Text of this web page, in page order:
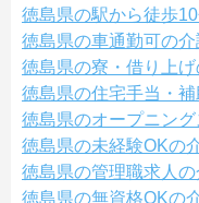
徳島県の駅から徒歩
徳島県の車通勤可の介
徳島県の寮・借り上
徳島県の住宅手当・
徳島県のオープニン
徳島県の未経験OKの
徳島県の管理職求人の
徳島県の無資格OKの